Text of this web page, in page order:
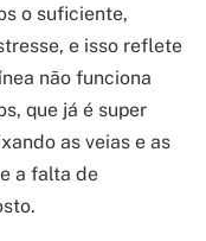
o suficiente,
e isso reflete
não funciona
que já é super
as veias e as
a falta de